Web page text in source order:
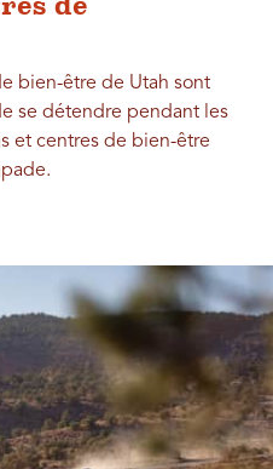
bien-être de Utah sont
se détendre pendant les
et centres de bien-être